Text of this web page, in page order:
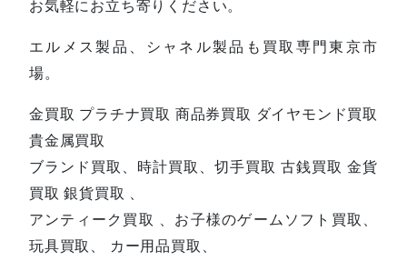
お気軽にお立ち寄りください。
エルメス製品、シャネル製品も買取専門東京市
場。
金買取 プラチナ買取 商品券買取 ダイヤモンド買取
貴金属買取
ブランド買取、時計買取、切手買取 古銭買取 金貨
買取 銀貨買取 、
アンティーク買取 、お子様のゲームソフト買取、
玩具買取、 カー用品買取、